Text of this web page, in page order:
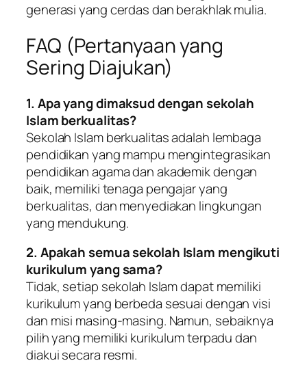
generasi yang cerdas dan berakhlak mulia.
FAQ (Pertanyaan yang
Sering Diajukan)
1. Apa yang dimaksud dengan sekolah
Islam berkualitas?
Sekolah Islam berkualitas adalah lembaga
pendidikan yang mampu mengintegrasikan
pendidikan agama dan akademik dengan
baik, memiliki tenaga pengajar yang
berkualitas, dan menyediakan lingkungan
yang mendukung.
2. Apakah semua sekolah Islam mengikuti
kurikulum yang sama?
Tidak, setiap sekolah Islam dapat memiliki
kurikulum yang berbeda sesuai dengan visi
dan misi masing-masing. Namun, sebaiknya
pilih yang memiliki kurikulum terpadu dan
diakui secara resmi.